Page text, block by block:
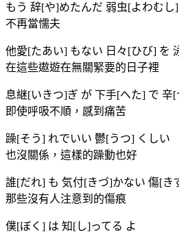
もう 辞[や]めたんだ 弱虫[よわむし
不再當懦夫
他愛[たあい] もない 日々[ひび] を
在這些遨遊在無關緊要的日子裡
息継[いきつ]ぎ が 下手[へた] で 辛[
即使呼吸不順，感到痛苦
躁[そう] れでいい 鬱[うつ] くしい
也沒關係，這樣的躁動也好
誰[だれ] も 気付[きづ]かない 傷[き
那些沒有人注意到的傷痕
僕[ぼく] は 知[し]ってる よ